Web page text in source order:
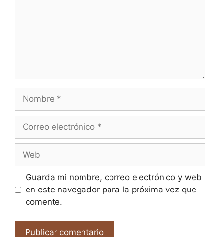
Nombre
Correo
Web
Guarda mi nombre, correo electrónico y web
en este navegador para la próxima vez que
comente.